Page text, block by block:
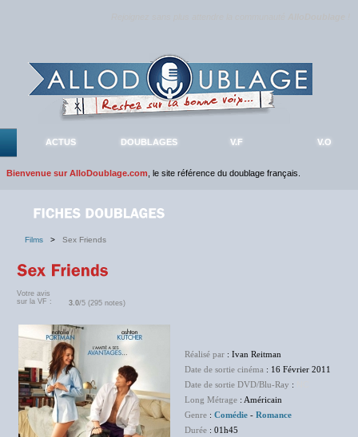
ACTUS DOUBLAGES V.F V.O
Bienvenue sur AlloDoublage.com , le site référence du doublage français.
Films > Sex Friends
Votre avis
sur la VF :
3.0/5 (295 notes)
Réalisé par : Ivan Reitman
Date de sortie cinéma : 16 Février 2011
Date de sortie DVD/Blu-Ray :
Long Métrage : Américain
Genre : Comédie - Romance
Durée : 01h45